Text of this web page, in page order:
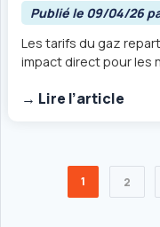
Publié le 09/04/26
Les tarifs du gaz
impact direct pour les
→ Lire l’article
1 2